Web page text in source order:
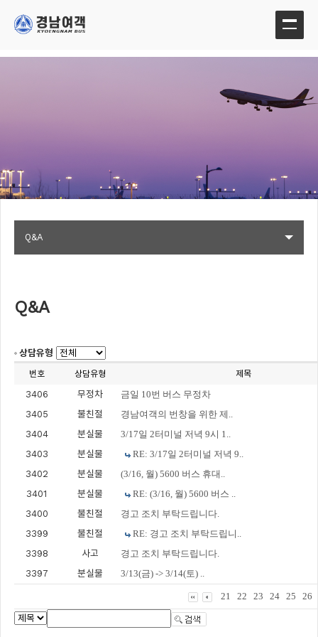
Q&A
Q&A
상담유형
번호 상담유형 제목
3406 무정차
금일 10번 버스 무정차
3405
불친절
경남여객의 번창을 위한 제..
3404
분실물
3/17일 2터미널 저녁 9시 1..
3403
분실물
RE: 3/17일 2터미널 저녁 9..
3402
분실물
(3/16, 월) 5600 버스 휴대..
3401
분실물
RE: (3/16, 월) 5600 버스 ..
3400
불친절
경고 조치 부탁드립니다.
3399
불친절
RE: 경고 조치 부탁드립니..
3398
사고
경고 조치 부탁드립니다.
3397
분실물 3/13(금) -> 3/14(토) ..
21 22 23 24 25 26